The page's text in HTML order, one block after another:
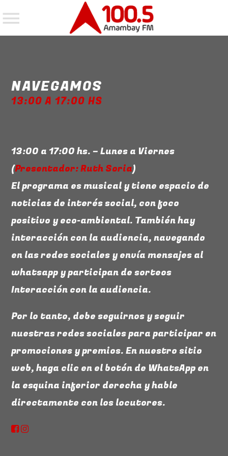
EN EL AIRE
NAVEGAMOS
13:00 a 17:00 hs. – Lunes a Viernes (Presentador:
Ruth [...]
NAVEGAMOS
13:00 A 17:00 HS
13:00 a 17:00 hs. – Lunes a Viernes
(Presentador: Ruth Soria)
El programa es musical y tiene espacio de
noticias de interés social, con foco
positivo y eco-ambiental. También hay
interacción con la audiencia, navegando
en las redes sociales y envía mensajes al
whatsapp y participan de sorteos
Interacción con la audiencia.
Por lo tanto, debe seguirnos y seguir
nuestras redes sociales para participar en
promociones y premios. En nuestro sitio
web, haga clic en el botón de WhatsApp en
la esquina inferior derecha y hable
directamente con los locutores.